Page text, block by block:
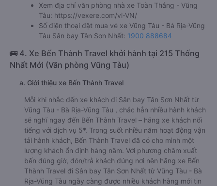
Xem địa chỉ văn phòng nhà xe Toàn Thắng - Vũng
Tàu: https://vexere.com/vi-VN/
Số điện thoại đặt mua vé xe Vũng Tàu - Bà Rịa-Vũng
Tàu Sân bay Tân Sơn Nhất: 1900 888684
🚌 4. Xe Bến Thành Travel khởi hành tại 215 Thống
Nhất Mới (Văn phòng Vũng Tàu)
a. Giới thiệu xe Bến Thành Travel
Mỗi khi nhắc đến xe khách đi Sân bay Tân Sơn Nhất từ
Vũng Tàu - Bà Rịa-Vũng Tàu , chắc hẳn nhiều hành khách
sẽ nghĩ ngay đến Bến Thành Travel – hãng xe khách nổi
tiếng với dịch vụ 5*. Trong suốt nhiều năm hoạt động vận
tải hành khách, Bến Thành Travel đã có cho mình một
lượng khách ổn định hàng năm. Với phương châm xuất
bến đúng giờ, đón/trả khách đúng nơi nên hãng xe Bến
Thành Travel đi Sân bay Tân Sơn Nhất từ Vũng Tàu - Bà
Rịa-Vũng Tàu ngày càng được nhiều khách hàng mới tin